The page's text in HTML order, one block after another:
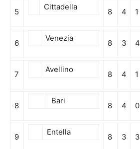
5
Cittadella
8 4 1
6
Venezia
8 3 4
7
Avellino
8 4 1
8
Bari
8 4 0
9
Entella
8 3 3